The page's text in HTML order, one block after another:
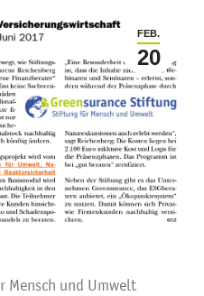
FEB.
20
Mensch und Umwelt